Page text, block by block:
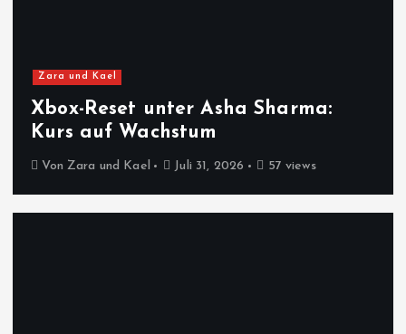
Zara und Kael
Xbox-Reset unter Asha Sharma:
Kurs auf Wachstum
Von Zara und Kael Juli 31, 2026 57 views